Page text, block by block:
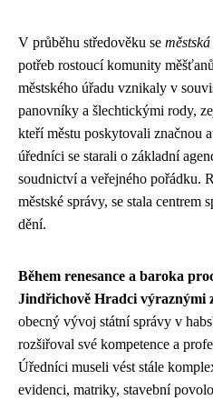
V průběhu středověku se
potřeb rostoucí komunity
městského úřadu vznikaly v
panovníky a šlechtickými rody,
kteří městu poskytovali značnou
úředníci se starali o základní
soudnictví a veřejného pořádku.
městské správy, se stala centrem
dění.
Během renesance a baroka
Jindřichově Hradci výraznými
obecný vývoj státní správy v
rozšiřoval své kompetence a
Úředníci museli vést stále
evidenci, matriky, stavební